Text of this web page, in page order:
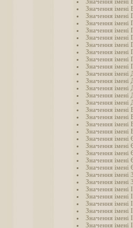
Значення імені
Значення імені
Значення імені
Значення імені
Значення імені
Значення імені
Значення імені
Значення імені
Значення імені
Значення імені
Значення імені
Значення імені
Значення імені
Значення імені
Значення імені
Значення імені
Значення імені
Значення імені
Значення імені
Значення імені
Значення імені
Значення імені
Значення імені
Значення імені
Значення імені
Значення імені
Значення імені
Значення імені
Значення імені
Значення імені
Значення імені
Значення імені